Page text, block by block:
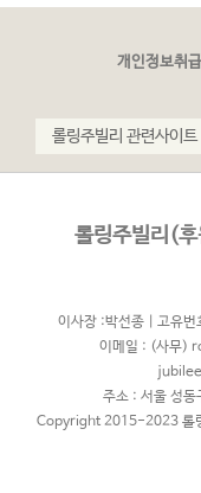
개인정보취
롤링주빌리(
이사장 :박선종 | 고유
이메일 : (사무)
주소 : 서울 성
Copyright 2015-2023